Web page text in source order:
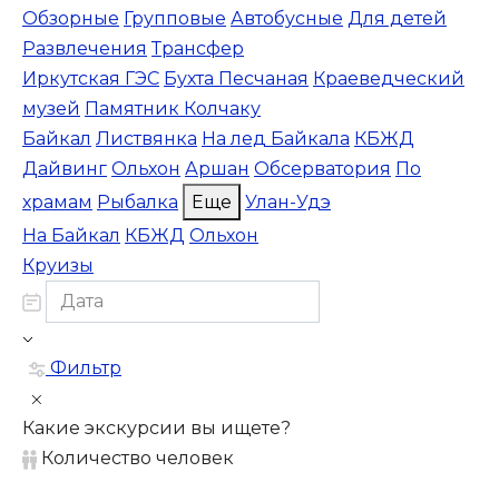
Обзорные Групповые Автобусные Для детей
Развлечения Трансфер
Иркутская ГЭС Бухта Песчаная Краеведческий
музей Памятник Колчаку
Байкал Листвянка На лед Байкала КБЖД
Дайвинг Ольхон Аршан Обсерватория По
храмам Рыбалка Еще
Улан-Удэ
На Байкал КБЖД Ольхон
Круизы
Фильтр
Какие экскурсии вы ищете?
Количество человек